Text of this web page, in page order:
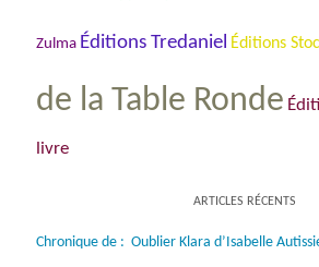
Zulma Éditions Tredaniel Éditions
de la Table Ronde
livre
ARTICLES RÉCENTS
Chronique de : Oublier Klara d’Isabelle